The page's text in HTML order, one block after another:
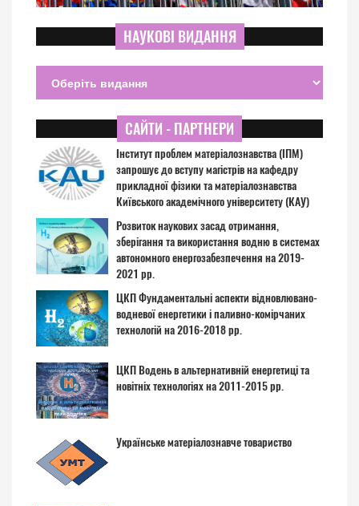
НАУКОВІ ВИДАННЯ
САЙТИ - ПАРТНЕРИ
Інститут проблем матеріалознавства (ІПМ)
запрошує до вступу магістрів на кафедру
прикладної фізики та матеріалознавства
Київського академічного університету (КАУ)
Розвиток наукових засад отримання,
зберігання та використання водню в системах
автономного енергозабезпечення на 2019-
2021 рр.
ЦКП Фундаментальні аспекти відновлювано-
водневої енергетики і паливно-комірчаних
технологій на 2016-2018 рр.
ЦКП Водень в альтернативній енергетиці та
новітніх технологіях на 2011-2015 рр.
Українське матеріалознавче товариство